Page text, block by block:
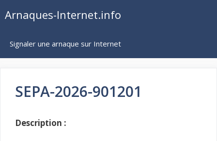
auArnaques-Internet.info
Signaler une arnaque sur Internet
SEPA-2026-901201
Description :